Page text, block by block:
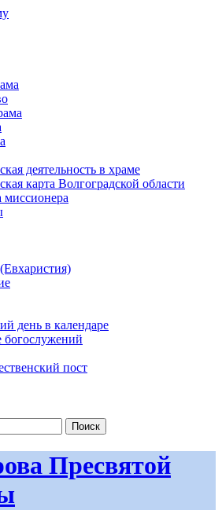
деятельность в храме
карта Волгоградской области
миссионера
день в календаре
богослужений
пост
Пресвятой